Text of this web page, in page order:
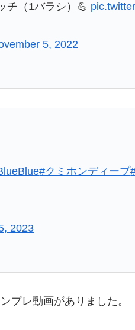
チ（1バラシ）💪
5, 2022
#クミホンディープ
2023
プレ動画がありました。